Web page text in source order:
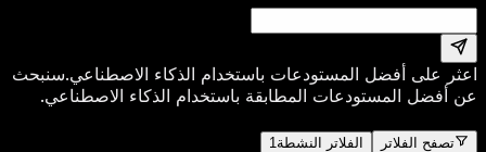
اعثر على أفضل المستودعات باستخدام الذكاء الاصطناعي.سنبحث
عن أفضل المستودعات المطابقة باستخدام الذكاء الاصطناعي.
تصفح الفلاتر الفلاتر النشطة 1